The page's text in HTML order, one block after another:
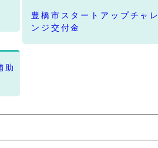
豊橋市スタートアップチャレ
ンジ交付金
助